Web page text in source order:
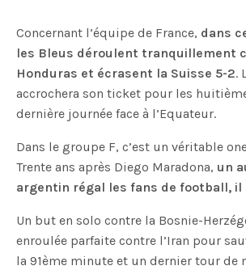
Concernant l’équipe de France, dans
les Bleus déroulent tranquillement
Honduras et écrasent la Suisse 5-2.
accrochera son ticket pour les
dernière journée face à l’Equateur.
Dans le groupe F, c’est un véritable
Trente ans après Diego Maradona, un
argentin régal les fans de football, il
Un but en solo contre la Bosnie-
enroulée parfaite contre l’Iran pour
la 91ème minute et un dernier tour de